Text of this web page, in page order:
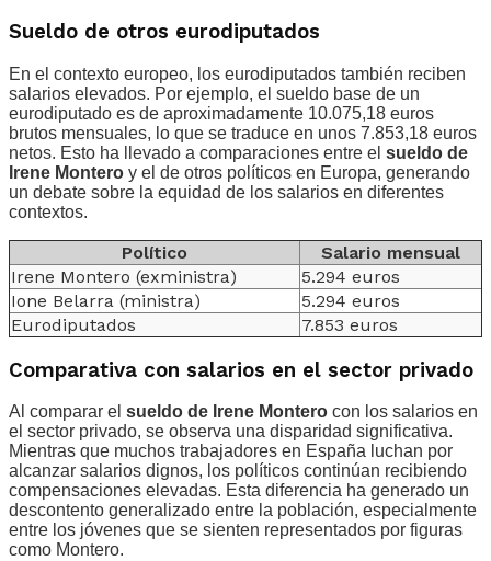
Sueldo de otros eurodiputados
En el contexto europeo, los eurodiputados también reciben
salarios elevados. Por ejemplo, el sueldo base de un
eurodiputado es de aproximadamente 10.075,18 euros
brutos mensuales, lo que se traduce en unos 7.853,18 euros
netos. Esto ha llevado a comparaciones entre el sueldo de
Irene Montero y el de otros políticos en Europa, generando
un debate sobre la equidad de los salarios en diferentes
contextos.
Político
Salario mensual
Irene Montero (exministra)
5.294 euros
Ione Belarra (ministra)
5.294 euros
Eurodiputados
7.853 euros
Comparativa con salarios en el sector privado
Al comparar el sueldo de Irene Montero con los salarios en
el sector privado, se observa una disparidad significativa.
Mientras que muchos trabajadores en España luchan por
alcanzar salarios dignos, los políticos continúan recibiendo
compensaciones elevadas. Esta diferencia ha generado un
descontento generalizado entre la población, especialmente
entre los jóvenes que se sienten representados por figuras
como Montero.